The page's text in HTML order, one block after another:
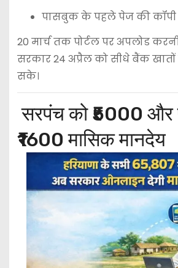
पासबुक के पहले पेज की कॉपी
20 मार्च तक पोर्टल पर अपलोड
सरकार 24 अप्रैल को सीधे बैंक
सके।
सरपंच को ₹5000 और
₹1600 मासिक मानदेय